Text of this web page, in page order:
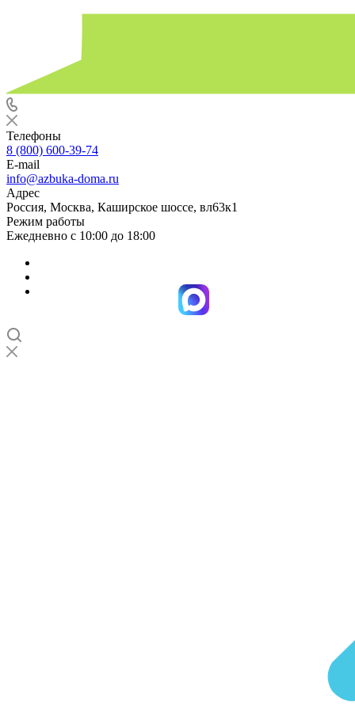
Телефоны
8 (800) 600-39-74
E-mail
info@azbuka-doma.ru
Адрес
Россия, Москва, Каширское шоссе, вл63к1
Режим работы
Ежедневно с 10:00 до 18:00